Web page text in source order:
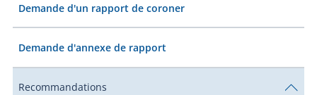
Demande d'un rapport de coroner
Demande d'annexe de rapport
Recommandations